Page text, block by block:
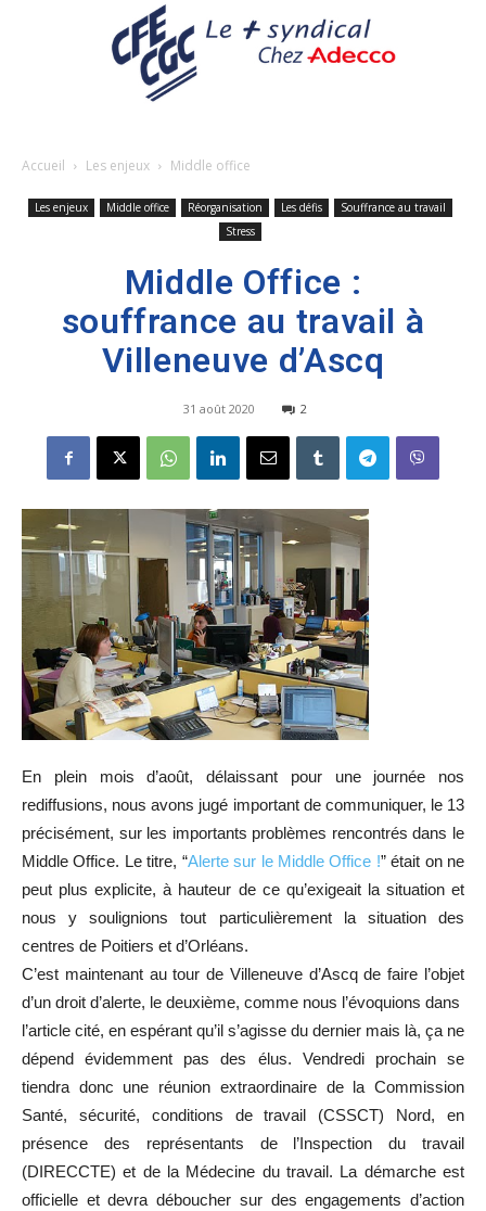
Accueil Les enjeux Middle office
Les enjeux Middle office Réorganisation Les défis
Souffrance au travail
Stress
Middle Office :
souffrance au travail à
Villeneuve d’Ascq
31 août 2020 2
En plein mois d’août, délaissant pour une journée nos
rediffusions, nous avons jugé important de communiquer, le 13
précisément, sur les importants problèmes rencontrés dans le
Middle Office. Le titre, “Alerte sur le Middle Office !” était on ne
peut plus explicite, à hauteur de ce qu’exigeait la situation et
nous y soulignions tout particulièrement la situation des
centres de Poitiers et d’Orléans.
C’est maintenant au tour de Villeneuve d’Ascq de faire l’objet
d’un droit d’alerte, le deuxième, comme nous l’évoquions dans
l’article cité, en espérant qu’il s’agisse du dernier mais là, ça ne
dépend évidemment pas des élus. Vendredi prochain se
tiendra donc une réunion extraordinaire de la Commission
Santé, sécurité, conditions de travail (CSSCT) Nord, en
présence des représentants de l’Inspection du travail
(DIRECCTE) et de la Médecine du travail. La démarche est
officielle et devra déboucher sur des engagements d’action